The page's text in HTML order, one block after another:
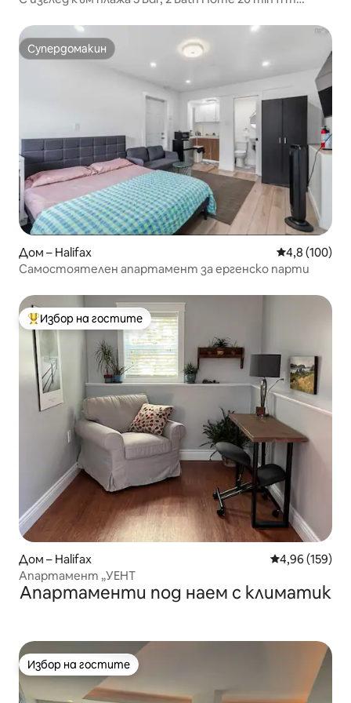
Супердомакин
Супердомакин
Дом – Halifax Средна
4,8 (100)
Самостоятелен апартамент за ергенско парти
Най-популярен избор на гостите
Избор на гостите
Дом – Halifax Средна
4,96 (159)
Апартамент „УЕНТ
Апартаменти под наем с климатик
Избор на гостите
Избор на гостите